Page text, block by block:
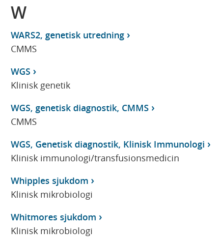
W
WARS2, genetisk utredning
CMMS
WGS
Klinisk genetik
WGS, genetisk diagnostik, CMMS
CMMS
WGS, Genetisk diagnostik, Klinisk Immunologi
Klinisk immunologi/transfusionsmedicin
Whipples sjukdom
Klinisk mikrobiologi
Whitmores sjukdom
Klinisk mikrobiologi